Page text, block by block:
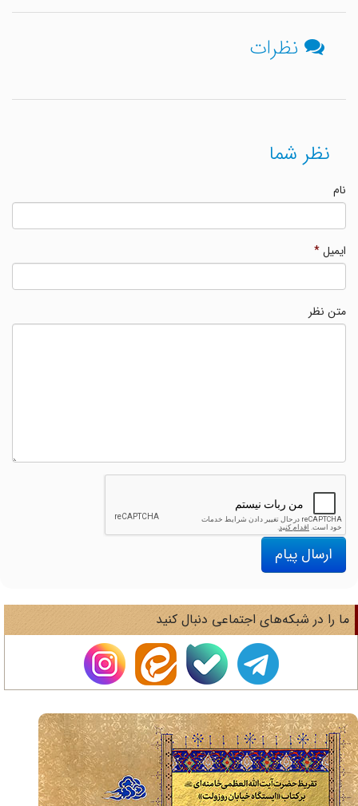
نظرات
نظر شما
ایمیل*
متن نظر
ارسال پیام
را در شبکه‌های اجتماعی دنبال کنید